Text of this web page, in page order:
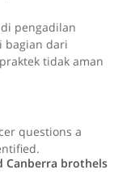
pengadilan
bagian dari
tidak aman
Canberra brothels